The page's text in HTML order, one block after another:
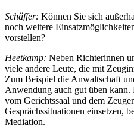
Schäffer: Können Sie sich
noch weitere
vorstellen?
Heetkamp: Neben Richterinnen
viele andere Leute, die mit
Zum Beispiel die Anwaltschaft
Anwendung auch gut üben kann.
vom Gerichtssaal und dem
Gesprächssituationen einsetzen,
Mediation.